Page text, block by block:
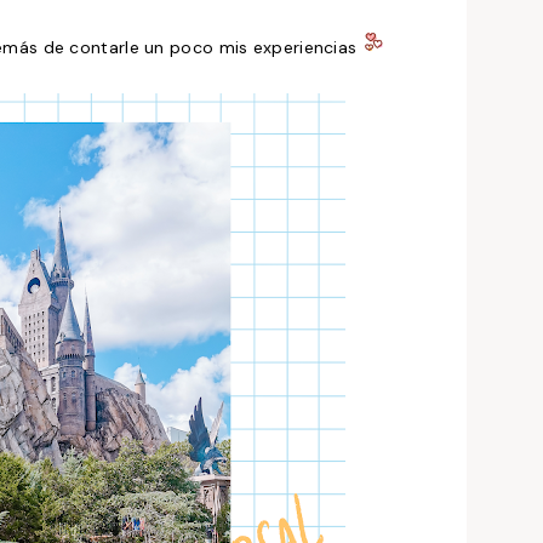
de contarle un poco mis experiencias